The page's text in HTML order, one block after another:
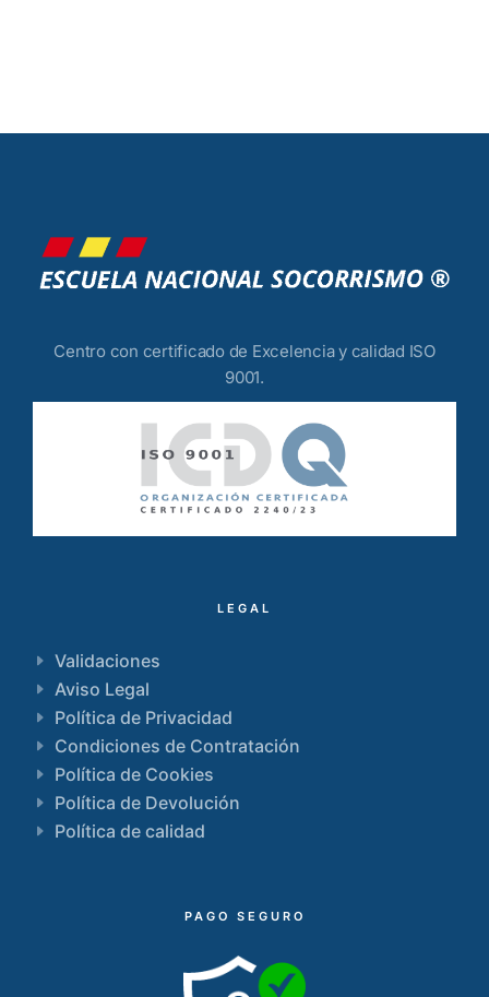
Centro con certificado de Excelencia y calidad ISO
9001.
LEGAL
Validaciones
Aviso Legal
Política de Privacidad
Condiciones de Contratación
Política de Cookies
Política de Devolución
Política de calidad
PAGO SEGURO